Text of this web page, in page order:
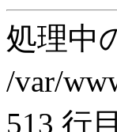
処理中
/var/
513 行